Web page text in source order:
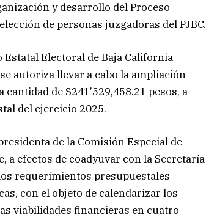
y desarrollo del Proceso
de personas juzgadoras del PJBC.
Electoral de Baja California
autoriza llevar a cabo la ampliación
de $241’529,458.21 pesos, a
del ejercicio 2025.
de la Comisión Especial de
efectos de coadyuvar con la Secretaría
requerimientos presupuestales
con el objeto de calendarizar los
viabilidades financieras en cuatro